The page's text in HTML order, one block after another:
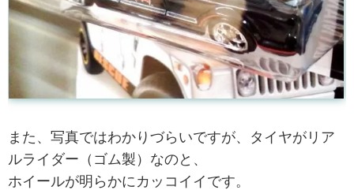
また、写真ではわかりづらいですが、タイヤがリア
ルライダー（ゴム製）なのと、
ホイールが明らかにカッコイイです。